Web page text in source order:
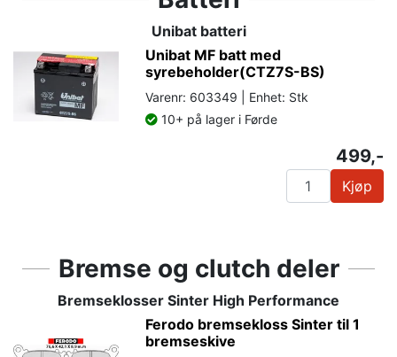
Unibat batteri
Unibat MF batt med
syrebeholder(CTZ7S-BS)
Varenr: 603349 | Enhet: Stk
10+ på lager i Førde
499,-
Kjøp
Bremse og clutch deler
Bremseklosser Sinter High Performance
Ferodo bremsekloss Sinter til 1
bremseskive